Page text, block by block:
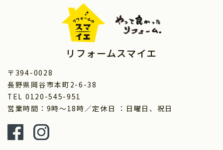
リフォームスマイエ
〒394-0028
長野県岡谷市本町2-6-38
TEL 0120-545-951
営業時間：9時～18時／定休日 ：日曜日、祝日